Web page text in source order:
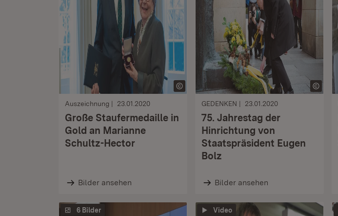
Auszeichnung 23.01.2020
Große Staufermedaille in
Gold an Marianne
Schultz-Hector
Bilder ansehen
GEDENKEN 23.01.2020
75. Jahrestag der
Hinrichtung von
Staatspräsident Eugen
Bolz
Bilder ansehen
6 Bilder Video